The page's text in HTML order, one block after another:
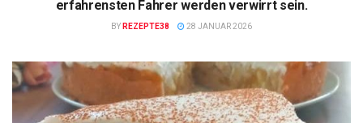
erfahrensten Fahrer werden verwirrt sein.
BY REZEPTE38 28 JANUAR 2026